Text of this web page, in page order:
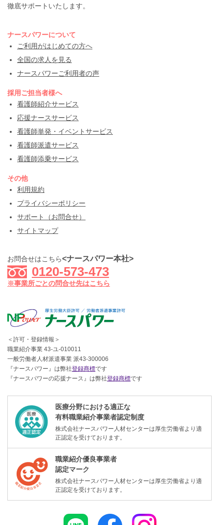
徹底サポートいたします。
ナースパワーについて
ご利用がはじめての方へ
全国の求人を見る
ナースパワーご利用者の声
採用ご担当者様へ
看護師紹介サービス
応援ナースサービス
看護師単発・イベントサービス
看護師派遣サービス
看護師添乗サービス
その他
利用規約
プライバシーポリシー
サポート（お問合せ）
サイトマップ
お問合せはこちら<ナースパワー本社>
0120-573-473
※事業所ごとの問合せ先はこちら
＜許可・登録情報＞
職業紹介事業 43-ユ-010011
一般労働者人材派遣事業 派43-300006
『ナースパワー』は弊社登録商標です
『ナースパワーの応援ナース』は弊社登録商標です
医療分野における適正な
有料職業紹介事業者認定制度
株式会社ナースパワー人材センターは厚生労働省より適
正認定を受けております。
職業紹介優良事業者
認定マーク
株式会社ナースパワー人材センターは厚生労働省より適
正認定を受けております。